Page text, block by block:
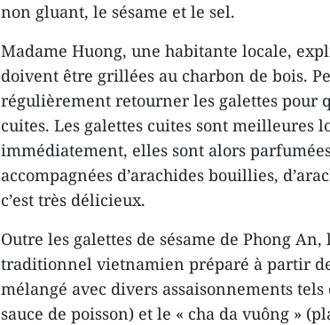
non gluant, le sésame et le sel.
Madame Huong, une habitante locale,
doivent être grillées au charbon de bois.
régulièrement retourner les galettes pour
cuites. Les galettes cuites sont meilleures
immédiatement, elles sont alors
accompagnées d’arachides bouillies,
c’est très délicieux.
Outre les galettes de sésame de Phong
traditionnel vietnamien préparé à partir
mélangé avec divers assaisonnements
sauce de poisson) et le « cha da vuông »